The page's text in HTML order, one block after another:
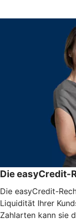
Die easyCredit-
Die easyCredit-
Liquidität Ihrer
Zahlarten kann sie